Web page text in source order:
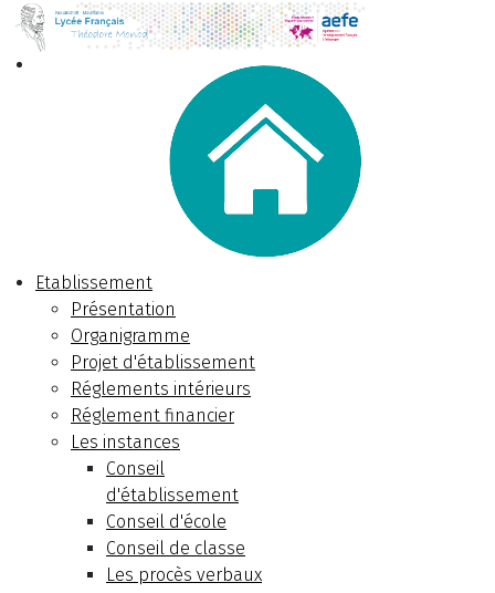
Etablissement
Présentation
Organigramme
Projet d'établissement
Réglements intérieurs
Réglement financier
Les instances
Conseil
d'établissement
Conseil d'école
Conseil de classe
Les procès verbaux